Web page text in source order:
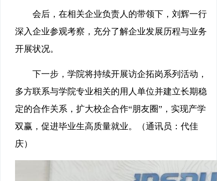
会后，在相关企业负责人的带领下，刘辉一行
深入企业参观考察，充分了解企业发展历程与业务
开展状况。
下一步，学院将持续开展访企拓岗系列活动，
多方联系与学院专业相关的用人单位并建立长期稳
定的合作关系，扩大校企合作“朋友圈”，实现产学
双赢，促进毕业生高质量就业。（通讯员：代佳
庆）